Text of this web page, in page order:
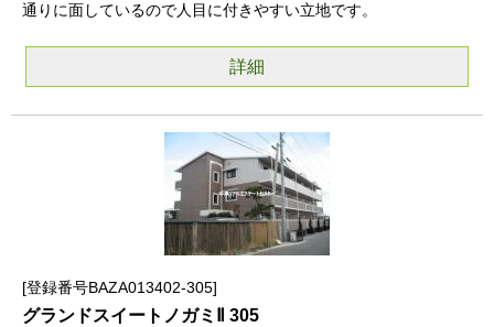
通りに面しているので人目に付きやすい立地です。
詳細
登録番号BAZA013402-305
グランドスイートノガミⅡ 305